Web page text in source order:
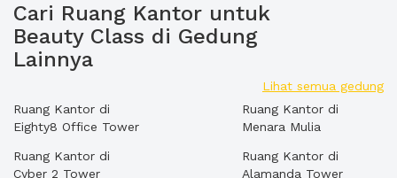
Cari Ruang Kantor untuk
Beauty Class di Gedung
Lainnya
Lihat semua gedung
Ruang Kantor di
Eighty8 Office Tower
Ruang Kantor di
Cyber 2 Tower
Ruang Kantor di
Menara Mulia
Ruang Kantor di
Alamanda Tower